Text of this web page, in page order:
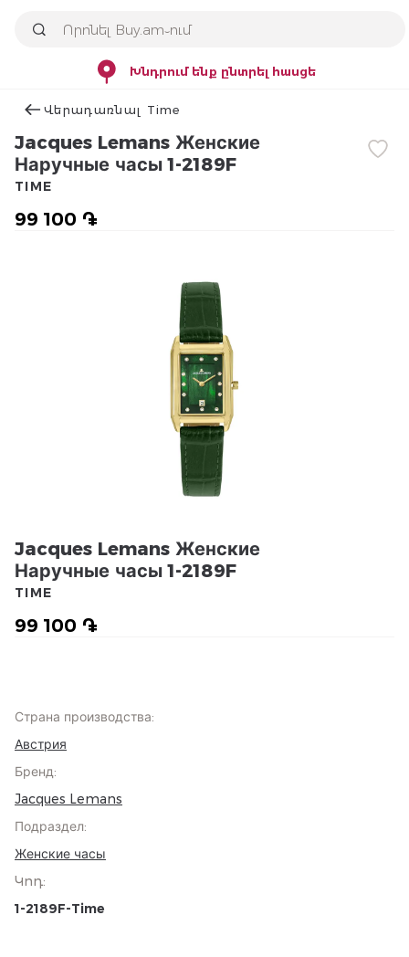
Խնդրում ենք ընտրել հասցե
Վերադառնալ Time
Jacques Lemans Женские
Наручные часы 1-2189F
99 100 ֏
TIME
Jacques Lemans Женские
Наручные часы 1-2189F
99 100 ֏
TIME
Страна производства:
Австрия
Бренд:
Jacques Lemans
Подраздел:
Женские часы
Կոդ:
1-2189F-Time